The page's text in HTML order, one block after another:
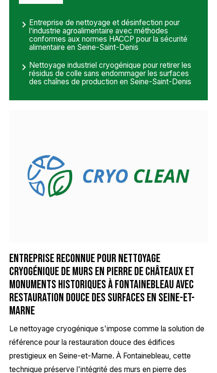
Entreprise de nettoyage et désinfection pour
l’industrie agroalimentaire avec méthodes
conformes aux normes HACCP pour la sécurité
alimentaire en Seine-Saint-Denis
Nettoyage industriel cryogénique pour retirer les
résidus de colle sans endommager les surfaces
des chaînes de production en Seine-Saint-Denis
Entreprise reconnue pour nettoyage
cryogénique de murs en pierre de châteaux et
monuments historiques à Fontainebleau avec
restauration douce des surfaces en Seine-et-
Marne
Le nettoyage cryogénique s'impose comme la solution de
référence pour la restauration douce des édifices
prestigieux en Seine-et-Marne. À Fontainebleau, cette
technique préserve l'intégrité des murs en pierre des